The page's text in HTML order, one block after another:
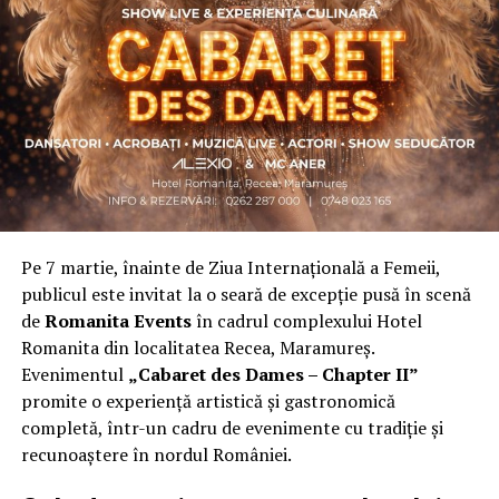
personal dificil, ca răspuns la întrebări despre
contribuție și sens. A crescut organic și a ajuns astăzi
una dintre cele mai mari comunități de femei
antreprenor din România, cu prezență fizică în mai
multe orașe, inclusiv la Cluj-Napoca.
„Dacă nu eu, atunci cine?”spune clujeancaCarmen
Mihalca, fondatoareaAntreprenoare.ro. Din această
întrebare s-a născut campania.
Cine a ales să fie vizibilă la Cluj
Femeile prezente la evenimentul din Cluj-Napoca
provin din domenii complet diferite. Câteva dintre ele:
Andreea Faur, specialist SEO, spune că a fi vizibilă
înseamnă să te asociezi cu brandul companiei pe care o
reprezinți și să educi publicul țintă. Mesajul ei pentru
Pe 7 martie, înainte de Ziua Internațională a Femeii,
publicul este invitat la o seară de excepție pusă în scenă
deRomanita Eventsîn cadrul complexului Hotel
Romanita din localitatea Recea, Maramureș.
Evenimentul „Cabaret des Dames – Chapter II”
promite o experiență artistică și gastronomică
completă, într-un cadru de evenimente cu tradiție și
recunoaștere în nordul României.